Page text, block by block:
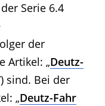
Serie 6.4
der
Artikel: „Deutz-
sind. Bei der
„Deutz-Fahr